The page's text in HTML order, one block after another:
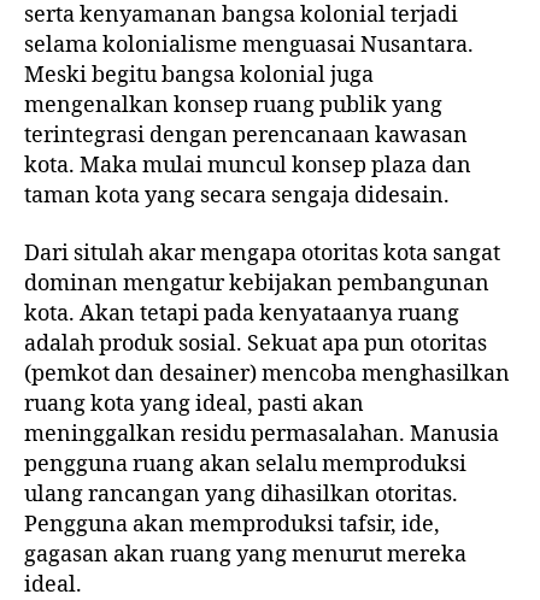
serta kenyamanan bangsa kolonial terjadi
selama kolonialisme menguasai Nusantara.
Meski begitu bangsa kolonial juga
mengenalkan konsep ruang publik yang
terintegrasi dengan perencanaan kawasan
kota. Maka mulai muncul konsep plaza dan
taman kota yang secara sengaja didesain.
Dari situlah akar mengapa otoritas kota sangat
dominan mengatur kebijakan pembangunan
kota. Akan tetapi pada kenyataanya ruang
adalah produk sosial. Sekuat apa pun otoritas
(pemkot dan desainer) mencoba menghasilkan
ruang kota yang ideal, pasti akan
meninggalkan residu permasalahan. Manusia
pengguna ruang akan selalu memproduksi
ulang rancangan yang dihasilkan otoritas.
Pengguna akan memproduksi tafsir, ide,
gagasan akan ruang yang menurut mereka
ideal.